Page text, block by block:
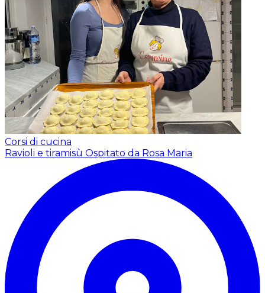
Corsi di cucina
Ravioli e tiramisù Ospitato da Rosa Maria